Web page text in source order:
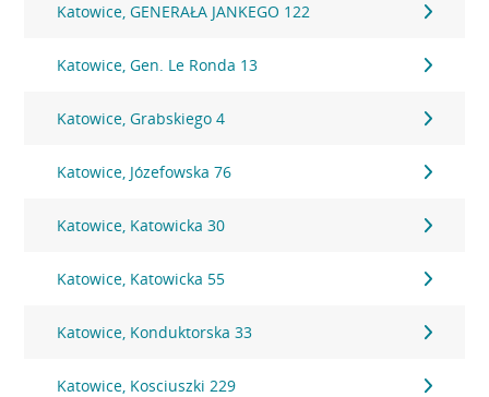
Katowice, GENERAŁA JANKEGO 122
Katowice, Gen. Le Ronda 13
Katowice, Grabskiego 4
Katowice, Józefowska 76
Katowice, Katowicka 30
Katowice, Katowicka 55
Katowice, Konduktorska 33
Katowice, Kosciuszki 229